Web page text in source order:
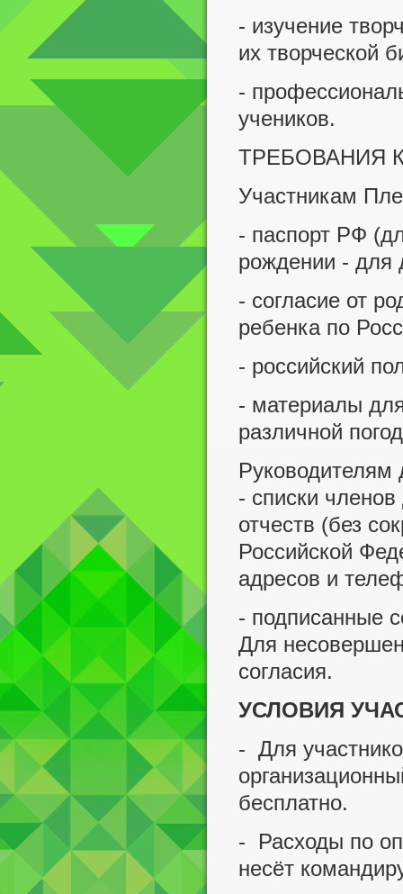
- изучение
их творческой
-
учеников.
ТРЕБОВАНИЯ
Участникам
- паспорт РФ
рождении - для
- согласие от
ребенка по
- российский
- материалы
различной
Руководителям
- списки
отчеств (без
Российской
адресов и
- подписанные
Для
согласия.
УСЛОВИЯ
- Для
бесплатно.
- Расходы по
несёт